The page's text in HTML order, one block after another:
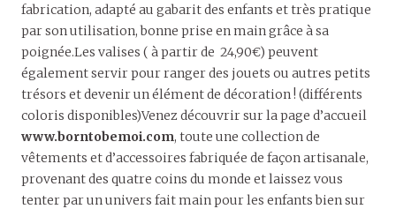
fabrication, adapté au gabarit des enfants et très pratique
par son utilisation, bonne prise en main grâce à sa
poignée.Les valises ( à partir de 24,90€) peuvent
également servir pour ranger des jouets ou autres petits
trésors et devenir un élément de décoration ! (différents
coloris disponibles)Venez découvrir sur la page d’accueil
www.borntobemoi.com, toute une collection de
vêtements et d’accessoires fabriquée de façon artisanale,
provenant des quatre coins du monde et laissez vous
tenter par un univers fait main pour les enfants bien sur